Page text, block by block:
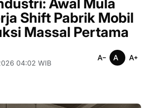
Awal Mula
Shift Pabrik Mobil
Massal Pertama
04:02 WIB